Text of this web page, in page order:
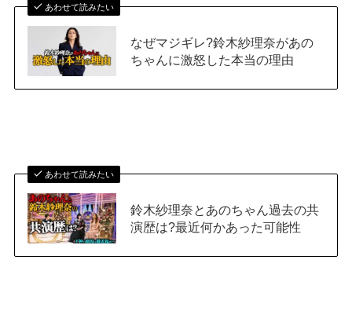
あわせて読みたい
なぜマジギレ?鈴木紗理奈があの
ちゃんに激怒した本当の理由
あわせて読みたい
鈴木紗理奈とあのちゃん過去の共
演歴は?最近何かあった可能性